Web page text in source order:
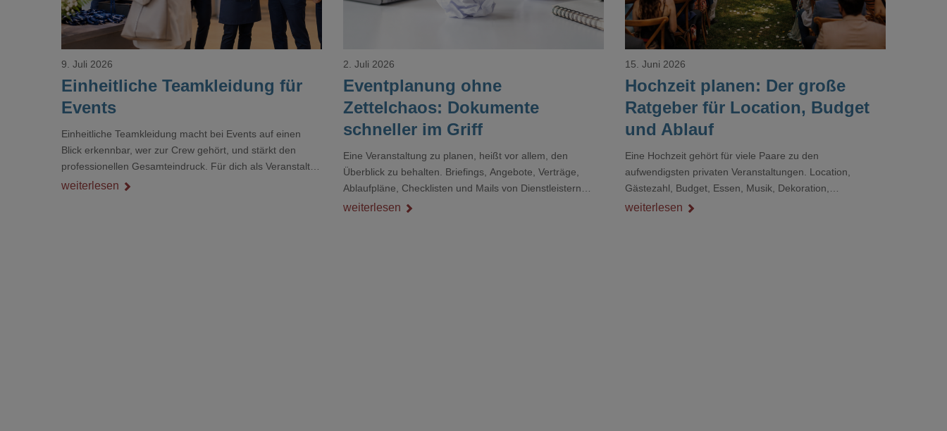
Einheitliche Teamkleidung für
Events
9. Juli 2026
Einheitliche Teamkleidung macht bei Events auf einen
Blick erkennbar, wer zur Crew gehört, und stärkt den
professionellen Gesamteindruck. Für dich als Veranstalter
ist das kein Nebenthema: Bei Textilien mit Stickerei oder
weiterlesen
Eventplanung ohne
Zettelchaos: Dokumente
schneller im Griff
2. Juli 2026
Eine Veranstaltung zu planen, heißt vor allem, den
Überblick zu behalten. Briefings, Angebote, Verträge,
Ablaufpläne, Checklisten und Mails von Dienstleistern
sammeln sich rasch zu einem unübersichtlichen Stapel.
weiterlesen
Hochzeit planen: Der große
Ratgeber für Location, Budget
und Ablauf
15. Juni 2026
Eine Hochzeit gehört für viele Paare zu den
aufwendigsten privaten Veranstaltungen. Location,
Gästezahl, Budget, Essen, Musik, Dekoration,
Dienstleister und Ablauf müssen zusammenpassen, damit
weiterlesen